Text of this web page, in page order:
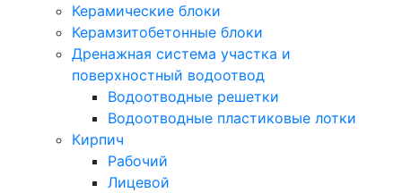
Керамические блоки
Керамзитобетонные блоки
Дренажная система участка и
поверхностный водоотвод
Водоотводные решетки
Водоотводные пластиковые лотки
Кирпич
Рабочий
Лицевой